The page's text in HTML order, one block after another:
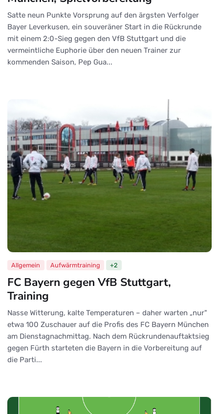
Satte neun Punkte Vorsprung auf den ärgsten Verfolger
Bayer Leverkusen, ein souveräner Start in die Rückrunde
mit einem 2:0-Sieg gegen den VfB Stuttgart und die
vermeintliche Euphorie über den neuen Trainer zur
kommenden Saison, Pep Gua...
FC Bayern gegen VfB Stuttgart,
Training
Nasse Witterung, kalte Temperaturen – daher warten „nur"
etwa 100 Zuschauer auf die Profis des FC Bayern München
am Dienstagnachmittag. Nach dem Rückrundenauftaktsieg
gegen Fürth starteten die Bayern in die Vorbereitung auf
die Parti...
Allgemein Aufwärmtraining +2